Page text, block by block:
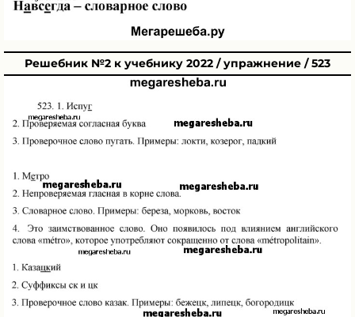
Решебник №2 к учебнику 2022 / упражнение / 523